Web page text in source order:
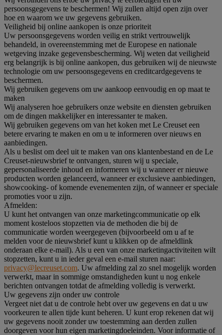
persoonsgegevens te beschermen! Wij zullen altijd open zijn over
hoe en waarom we uw gegevens gebruiken.
Veiligheid bij online aankopen is onze prioriteit
Uw persoonsgegevens worden veilig en strikt vertrouwelijk
behandeld, in overeenstemming met de Europese en nationale
wetgeving inzake gegevensbescherming. Wij weten dat veiligheid
erg belangrijk is bij online aankopen, dus gebruiken wij de nieuwste
technologie om uw persoonsgegevens en creditcardgegevens te
beschermen.
Wij gebruiken gegevens om uw aankoop eenvoudig en op maat te
maken
Wij analyseren hoe gebruikers onze website en diensten gebruiken
om de dingen makkelijker en interessanter te maken.
Wij gebruiken gegevens om van het koken met Le Creuset een
betere ervaring te maken en om u te informeren over nieuws en
aanbiedingen.
Als u beslist om deel uit te maken van ons klantenbestand en de Le
Creuset-nieuwsbrief te ontvangen, sturen wij u speciale,
gepersonaliseerde inhoud en informeren wij u wanneer er nieuwe
producten worden gelanceerd, wanneer er exclusieve aanbiedingen,
showcooking- of komende evenementen zijn, of wanneer er speciale
promoties voor u zijn.
Afmelden:
U kunt het ontvangen van onze marketingcommunicatie op elk
moment kosteloos stopzetten via de methoden die bij de
communicatie worden weergegeven (bijvoorbeeld om u af te
melden voor de nieuwsbrief kunt u klikken op de afmeldlink
onderaan elke e-mail). Als u een van onze marketingactiviteiten wilt
stopzetten, kunt u in ieder geval een e-mail sturen naar:
privacy@lecreuset.com. Uw afmelding zal zo snel mogelijk worden
verwerkt, maar in sommige omstandigheden kunt u nog enkele
berichten ontvangen totdat de afmelding volledig is verwerkt.
Uw gegevens zijn onder uw controle
Vergeet niet dat u de controle hebt over uw gegevens en dat u uw
voorkeuren te allen tijde kunt beheren. U kunt erop rekenen dat wij
uw gegevens nooit zonder uw toestemming aan derden zullen
doorgeven voor hun eigen marketingdoeleinden. Voor informatie of